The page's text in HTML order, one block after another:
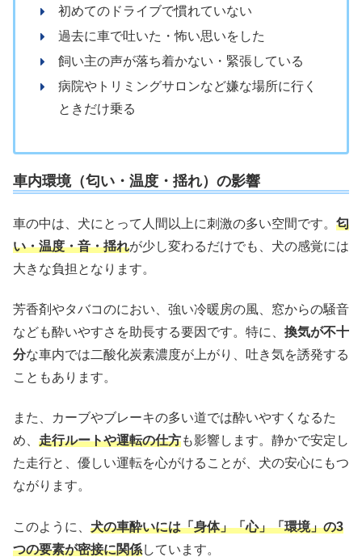
初めてのドライブで慣れていない
過去に車で吐いた・怖い思いをした
飼い主の声が落ち着かない・緊張している
病院やトリミングサロンなど嫌な場所に行く
ときだけ乗る
車内環境（匂い・温度・揺れ）の影響
車の中は、犬にとって人間以上に刺激の多い空間です。 匂
い・温度・音・揺れが少し変わるだけでも、犬の感覚には
大きな負担となります。
芳香剤やタバコのにおい、強い冷暖房の風、窓からの騒音
なども酔いやすさを助長する要因です。特に、 換気が不十
分な車内では二酸化炭素濃度が上がり、吐き気を誘発する
こともあります。
また、カーブやブレーキの多い道では酔いやすくなるた
め、 走行ルートや運転の仕方も影響します。静かで安定し
た走行と、優しい運転を心がけることが、犬の安心にもつ
ながります。
このように、 犬の車酔いには「身体」「心」「環境」の3
つの要素が密接に関係しています。